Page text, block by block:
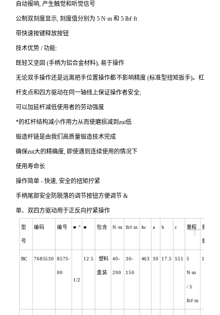
自动报响, 产生触觉和听觉信号
公制双刻度显示, 刻度值分别为 5 N·m 和 5 lbf·ft
带快速按键释放按钮
技术优势 / 功能:
既轻又坚固 (手柄为铝合金材料), 易于操作
无论双手操作还是远离把手位置操作都不影响精度 (标准型扭矩扳手)。杠
杆支点和四方驱动在同一轴线上保证操作者安全;
可以加延杆减低使用者的劳动强度
*的杠杆结构减小作用力从而使磨损减到zui低
锻造杆链是由我们高质量锻造技术完成
确保zui大的精确度, 即使遇到连续使用的情况下
使用寿命长
操作简单 - 快速, 安全的扭矩拧紧
手柄尾部安全防脱落的调节按钮方便调节 &
单、双四方驱动用于正反向拧紧操作
+
型
号
编码 编号 ■ " ■ 包含 N·m lbf·in lw a b c 量程 重
量
BC 7685530 8573-
00
1/2
12.5 塑料
盒装
40-
200
30-
150
463 30 17.5 551 5
N·m
/ 5
lbf·in
14